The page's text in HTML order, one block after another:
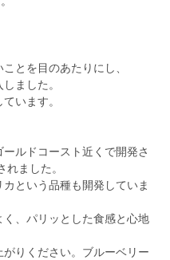
とを目のあたりにし、
ました。
います。
ルドコースト近くで開発さ
ました。
という品種も開発していま
、パリッとした食感と心地
りください。ブルーベリー